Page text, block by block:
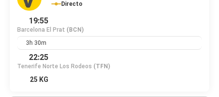
Directo
19:55
Barcelona El Prat (BCN)
3h 30m
22:25
Tenerife Norte Los Rodeos (TFN)
25 KG